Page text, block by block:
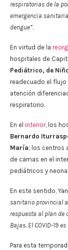
respiratorias de la
emergencia
dengue”.
En virtud de la
hospitales de
Pediátrico, de
readecuado el
atención
respiratorio.
En el interior, los
Bernardo
María; los centros
de camas en el
pediátricos y
En este sentido,
sanitario provincial
respuesta al plan de
Bajas. El COVID-19
Para esta